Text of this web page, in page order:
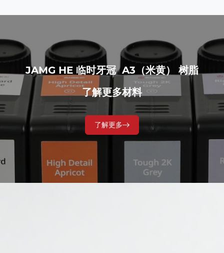
JAMG HE 临时牙冠 A3（米黄） 树脂
了解更多材料
了解更多